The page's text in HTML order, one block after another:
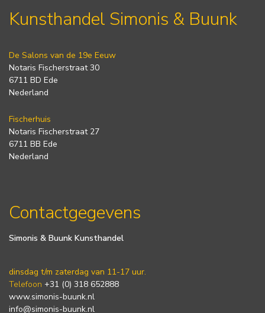
Kunsthandel Simonis & Buunk
De Salons van de 19e Eeuw
Notaris Fischerstraat 30
6711 BD Ede
Nederland
Fischerhuis
Notaris Fischerstraat 27
6711 BB Ede
Nederland
Contactgegevens
Simonis & Buunk Kunsthandel
dinsdag t/m zaterdag van 11-17 uur.
Telefoon +31 (0) 318 652888
www.simonis-buunk.nl
info@simonis-buunk.nl